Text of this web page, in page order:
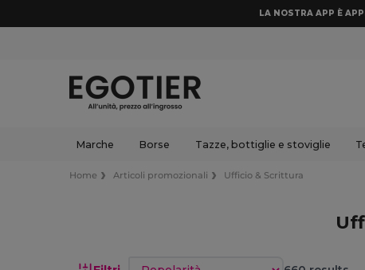
LA NOSTRA APP È
Marche Borse Tazze, bottiglie e stoviglie
Home Articoli promozionali Ufficio & Scrittura
Ordina per